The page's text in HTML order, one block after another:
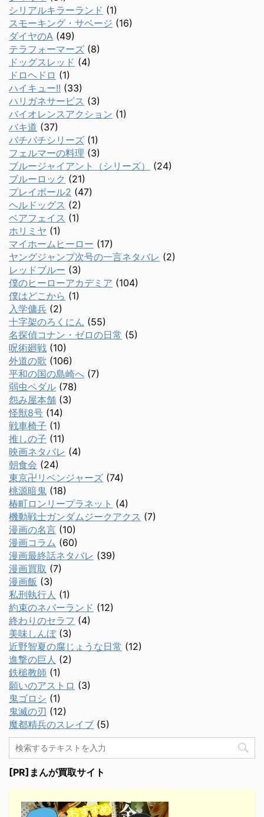
シリアルキラーランド (1)
スモーキング・サベージ (16)
ダイヤのA (49)
テラフォーマーズ (8)
ドッグスレッド (4)
ドロヘドロ (1)
ハイキュー!! (33)
ハリガネサービス (3)
バイオレンスアクション (1)
バキ道 (37)
バチバチシリーズ (1)
フェルマーの料理 (3)
ブルージャイアント（シリーズ）
(24)
ブルーロック (21)
プレイボール2 (47)
ヘルドッグス (2)
ベアフェイス (1)
ホリミヤ (1)
マイホームヒーロー (17)
ヤングジャンプ次号の一言ネタバレ (2)
レッドブルー (3)
僕のヒーローアカデミア (104)
僕はどこから (1)
入学傭兵 (2)
十字架のろくにん (55)
名探偵コナン・ゼロの日常 (5)
呪術廻戦 (10)
外道の歌 (106)
平和の国の島崎へ (7)
弱虫ペダル (78)
怨み屋本舗 (3)
怪獣8号 (14)
戦車椅子 (1)
推しの子 (11)
映画ネタバレ (4)
朝食会 (24)
東京卍リベンジャーズ (74)
桃源暗鬼 (18)
椿町ロンリープラネット (4)
機動戦士ガンダムジークアクス (7)
漫画の名言 (10)
漫画コラム (60)
漫画最終話ネタバレ (39)
漫画買取 (7)
漫画飯 (3)
私刑執行人 (1)
約束のネバーランド (12)
終わりのセラフ (4)
美味しんぼ(3)
近野智夏の腐じょうな日常 (12)
進撃の巨人 (2)
鉄槌教師 (1)
願いのアストロ (3)
鬼ゴロシ (1)
鬼滅の刃 (12)
魔都精兵のスレイブ (5)
[PR]まんが買取サイト